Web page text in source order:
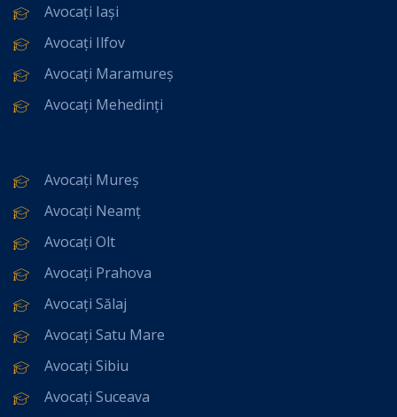
Avocați Iași
Avocați Ilfov
Avocați Maramureș
Avocați Mehedinți
Avocați Mureș
Avocați Neamț
Avocați Olt
Avocați Prahova
Avocați Sălaj
Avocați Satu Mare
Avocați Sibiu
Avocați Suceava